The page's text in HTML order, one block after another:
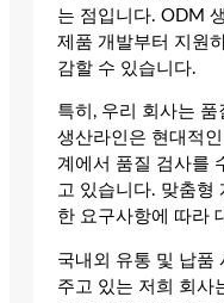
는 점입니다. ODM
제품 개발부터 지원
감할 수 있습니다.
특히, 우리 회사는
생산라인은 현대적
계에서 품질 검사를
고 있습니다. 맞춤형
한 요구사항에 따라
국내외 유통 및 납품
주고 있는 저희 회사